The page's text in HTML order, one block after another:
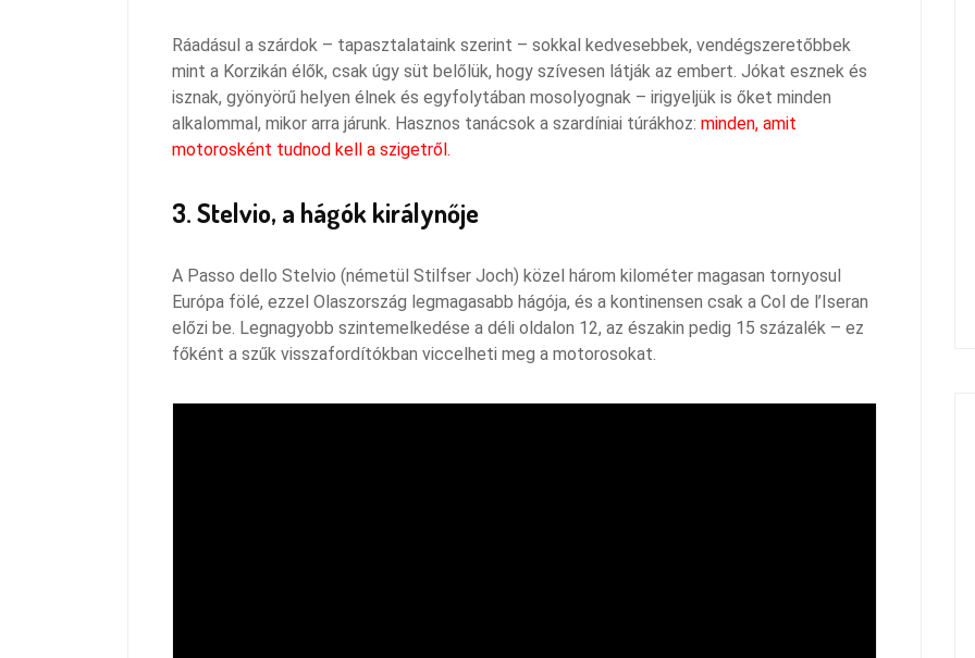
Ráadásul a szárdok – tapasztalataink szerint – sokkal kedvesebbek, vendégszeretőbbek
mint a Korzikán élők, csak úgy süt belőlük, hogy szívesen látják az embert. Jókat esznek és
isznak, gyönyörű helyen élnek és egyfolytában mosolyognak – irigyeljük is őket minden
alkalommal, mikor arra járunk. Hasznos tanácsok a szardíniai túrákhoz: minden, amit
motorosként tudnod kell a szigetről.
3. Stelvio, a hágók királynője
A Passo dello Stelvio (németül Stilfser Joch) közel három kilométer magasan tornyosul
Európa fölé, ezzel Olaszország legmagasabb hágója, és a kontinensen csak a Col de l’Iseran
előzi be. Legnagyobb szintemelkedése a déli oldalon 12, az északin pedig 15 százalék – ez
főként a szűk visszafordítókban viccelheti meg a motorosokat.